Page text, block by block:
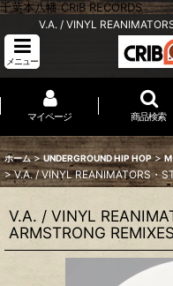
千葉本八幡 CRIB RECORDS
V.A. / VINYL
メニュー
マイページ 商品検索
ホーム > UNDERGROUND HIP HOP >
> V.A. / VINYL REANIMATORS・
V.A. / VINYL
ARMSTRONG REMIXES